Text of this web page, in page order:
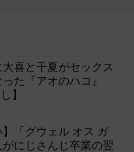
大喜と千夏がセックス
た『アオのハコ』
】
】「グウェル オス ガ
にじさんじ卒業の翌